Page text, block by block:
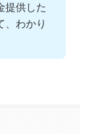
提供した
、わかり